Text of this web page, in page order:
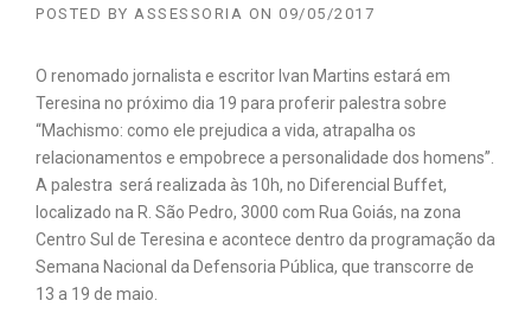
POSTED BY ASSESSORIA ON 09/05/2017
O renomado jornalista e escritor Ivan Martins estará em
Teresina no próximo dia 19 para proferir palestra sobre
“Machismo: como ele prejudica a vida, atrapalha os
relacionamentos e empobrece a personalidade dos homens”.
A palestra será realizada às 10h, no Diferencial Buffet,
localizado na R. São Pedro, 3000 com Rua Goiás, na zona
Centro Sul de Teresina e acontece dentro da programação da
Semana Nacional da Defensoria Pública, que transcorre de
13 a 19 de maio.